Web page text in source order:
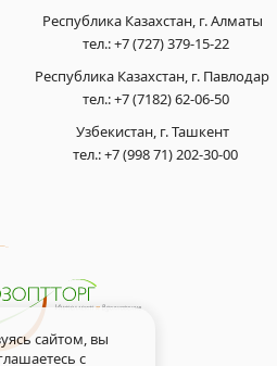
Республика Казахстан, г. Алматы
тел.:+7 (727) 379-15-22
Республика Казахстан, г. Павлодар
тел.:+7 (7182) 62-06-50
Узбекистан, г. Ташкент
тел.:+7 (998 71) 202-30-00
сайтом, вы
с